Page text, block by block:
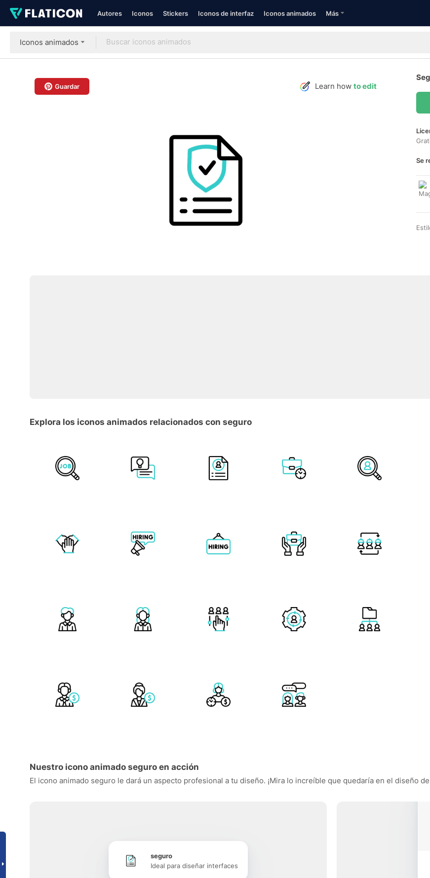
Autores Iconos Stickers Iconos de interfaz Iconos animados Más
Iconos animados
Guardar Learn how to edit
Se
Explora los iconos animados relacionados con seguro
Nuestro icono animado seguro en acción
El icono animado seguro le dará un aspecto profesional a tu diseño. ¡Mira lo increíble que quedaría en el diseño
seguro
Ideal para diseñar interfaces